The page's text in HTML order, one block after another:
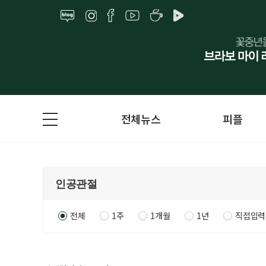
전체뉴스 피플
전체 1주 1개월 1년 직접입력